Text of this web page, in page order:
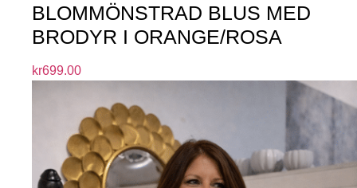
BLOMMÖNSTRAD BLUS MED
BRODYR I ORANGE/ROSA
kr699.00